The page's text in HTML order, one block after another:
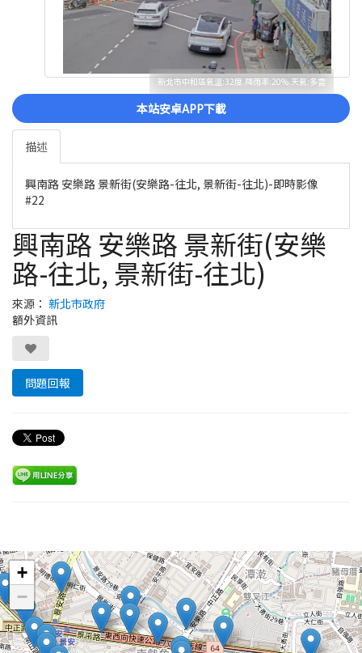
新北市中和區氣溫:32度.降雨率:20%.天氣:多雲
本站安卓APP下載
描述
興南路 安樂路 景新街(安樂路-往北, 景新街-往北)-即時影像
#22
興南路 安樂路 景新街(安樂
路-往北, 景新街-往北)
來源： 新北市政府
額外資訊
問題回報
+
−